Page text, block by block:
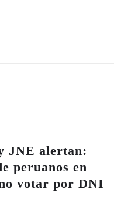
JNE alertan:
peruanos en
votar por DNI